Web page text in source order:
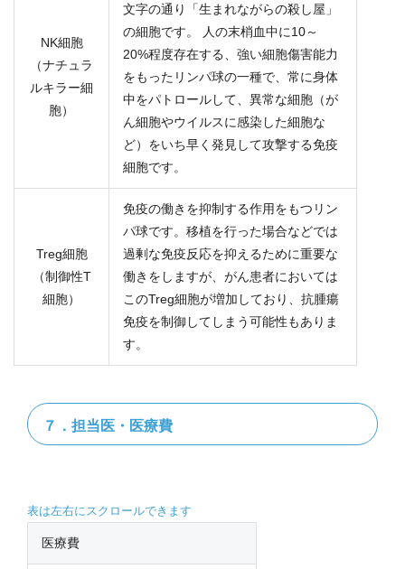
NK細胞
（ナチュラ
ルキラー細
胞）
文字の通り「生まれながらの殺し屋」
の細胞です。 人の末梢血中に10～
20%程度存在する、強い細胞傷害能力
をもったリンパ球の一種で、常に身体
中をパトロールして、異常な細胞（が
ん細胞やウイルスに感染した細胞な
ど）をいち早く発見して攻撃する免疫
細胞です。
Treg細胞
（制御性T
細胞）
免疫の働きを抑制する作用をもつリン
パ球です。移植を行った場合などでは
過剰な免疫反応を抑えるために重要な
働きをしますが、がん患者においては
このTreg細胞が増加しており、抗腫瘍
免疫を制御してしまう可能性もありま
す。
７．担当医・医療費
医療費